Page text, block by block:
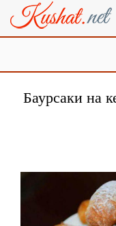
Баурсаки на